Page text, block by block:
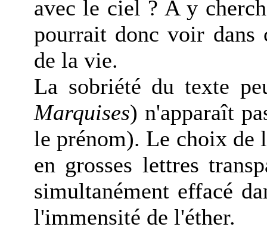
avec le ciel ? A y
pourrait donc voir dans
de la vie.
La sobriété du texte
Marquises) n'apparaît
le prénom). Le choix de
en grosses lettres
simultanément effacé
l'immensité de l'éther.